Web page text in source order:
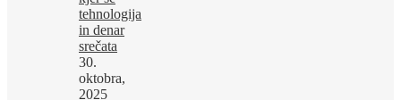
tehnologija
in denar
srečata
30.
oktobra,
2025